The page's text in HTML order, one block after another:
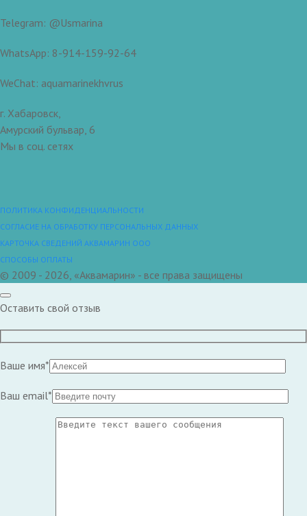
Telegram: @Usmarina
WhatsApp: 8-914-159-92-64
WeChat: aquamarinekhvrus
г. Хабаровск,
Амурский бульвар, 6
Мы в соц. сетях
ПОЛИТИКА КОНФИДЕНЦИАЛЬНОСТИ
СОГЛАСИЕ НА ОБРАБОТКУ ПЕРСОНАЛЬНЫХ ДАННЫХ
КАРТОЧКА СВЕДЕНИЙ АКВАМАРИН ООО
СПОСОБЫ ОПЛАТЫ
© 2009 - 2026, «Аквамарин» - все права защищены
Оставить свой отзыв
Ваше имя*
Ваш email*